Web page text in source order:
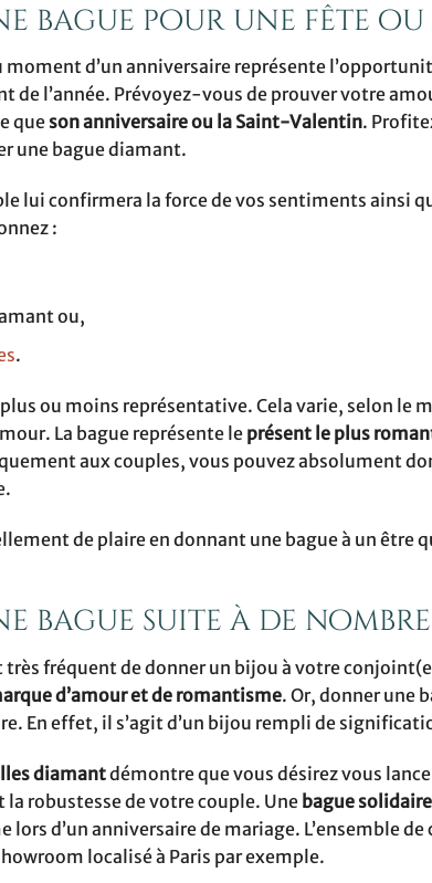
bague pour une fête
moment d’un anniversaire représente
de l’année. Prévoyez-vous de prouver votre
que son anniversaire ou la Saint-Valentin.
une bague diamant.
lui confirmera la force de vos sentiments ainsi
:
ou,
.
ou moins représentative. Cela varie, selon le
La bague représente le présent le plus
aux couples, vous pouvez absolument
de plaire en donnant une bague à un
bague suite à de
très fréquent de donner un bijou à votre
d’amour et de romantisme. Or, donner une
En effet, il s’agit d’un bijou rempli de
diamantdémontre que vous désirez vous
la robustesse de votre couple. Une bague
lors d’un anniversaire de mariage. L’ensemble
localisé à Paris par exemple.